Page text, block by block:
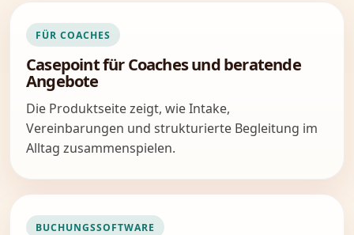
FÜR COACHES
Casepoint für Coaches und beratende
Angebote
Die Produktseite zeigt, wie Intake,
Vereinbarungen und strukturierte Begleitung im
Alltag zusammenspielen.
BUCHUNGSSOFTWARE